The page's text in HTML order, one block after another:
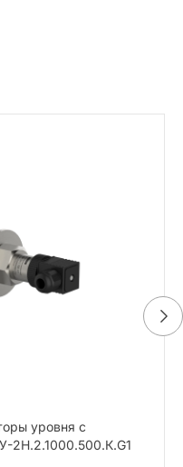
уровня с